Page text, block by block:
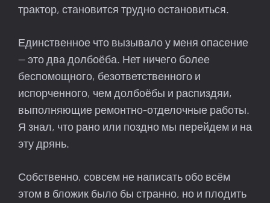
трактор, становится трудно остановиться.
Единственное что вызывало у меня опасение
— это два долбоёба. Нет ничего более
беспомощного, безответственного и
испорченного, чем долбоёбы и распиздяи,
выполняющие ремонтно-отделочные работы.
Я знал, что рано или поздно мы перейдем и на
эту дрянь.
Собственно, совсем не написать обо всём
этом в бложик было бы странно, но и плодить